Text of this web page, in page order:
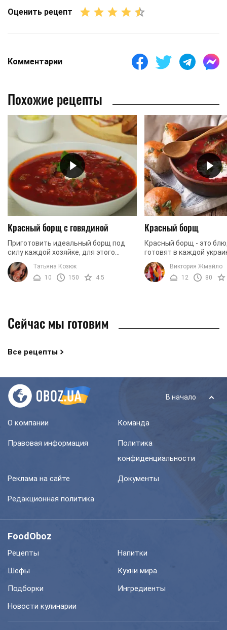
Оценить рецепт
Комментарии
Похожие рецепты
Красный борщ с говядиной
Приготовить идеальный борщ под
силу каждой хозяйке, для этого
достаточно иметь большое желание
и следовать нашему рецепту.
Татьяна Козюк
10
150 4.5
Красный борщ
Красный борщ - это
готовят в каждой
Это блюдо, которое
расположение
всем мире. Блюдо, ...
Виктория Жмайло
12
80
Сейчас мы готовим
Все рецепты
В начало
О компании Команда
Правовая информация
Политика
конфиденциальности
Реклама на сайте Документы
Редакционная политика
FoodOboz
Рецепты
Напитки
Шефы
Кухни мира
Подборки
Ингредиенты
Новости кулинарии